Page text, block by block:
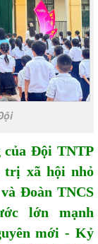
của Đội TNTP
trị xã hội nhỏ
Đoàn TNCS
lớn mạnh
mới - Kỷ